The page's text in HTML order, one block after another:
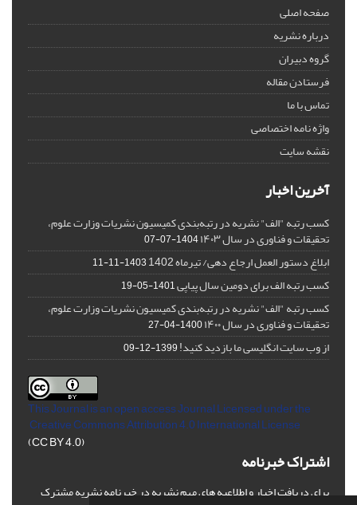
صفحه اصلی
درباره نشریه
گروه دبیران
فرستادن مقاله
تماس با ما
واژه نامه اختصاصی
نقشه سایت
آخرین اخبار
کسب رتبه "الف" نشریه در رتبه‌بندی کمیسیون نشریات وزارت علوم،
تحقیقات و فناوری در سال ۱۴۰۳ 1404-07-07
ابلاغ دستور العمل ارجاع دهی/ تیرماه 1402 1403-11-11
کسب رتبه الف برای دومین سال پیاپی1401-05-19
کسب رتبه "الف" نشریه در رتبه‌بندی کمیسیون نشریات وزارت علوم،
تحقیقات و فناوری در سال ۱۴۰۰ 1400-04-27
از وب سایت انگلیسی ما بازدید کنید!1399-12-09
This Journal is an open access Journal Licensedunder the
Creative Commons Attribution 4.0 International License
(CC BY 4.0)
اشتراک خبرنامه
برای دریافت اخبار و اطلاعیه های مهم نشریه در خبرنامه نشریه مشترک